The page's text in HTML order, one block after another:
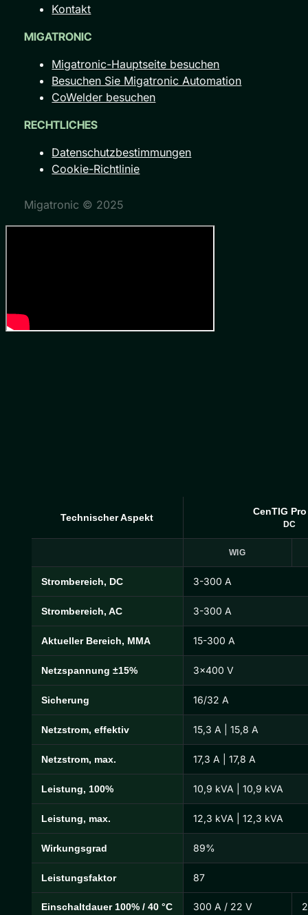
Kontakt
MIGATRONIC
Migatronic-Hauptseite besuchen
Besuchen Sie Migatronic Automation
CoWelder besuchen
RECHTLICHES
Datenschutzbestimmungen
Cookie-Richtlinie
Migatronic © 2025
CenTIG Pro Technische Daten
Technischer Aspekt
CenTIG
DC
WIG
Strombereich, DC 3-300 A
Strombereich, AC 3-300 A
Aktueller Bereich, MMA 15-300 A
Netzspannung ±15% 3×400 V
Sicherung 16/32 A
Netzstrom, effektiv 15,3 A | 15,8 A
Netzstrom, max. 17,3 A | 17,8 A
Leistung, 100% 10,9 kVA | 10,9 kVA
Leistung, max. 12,3 kVA | 12,3 kVA
Wirkungsgrad 89%
Leistungsfaktor 87
Einschaltdauer 100% / 40 °C 300 A / 22 V